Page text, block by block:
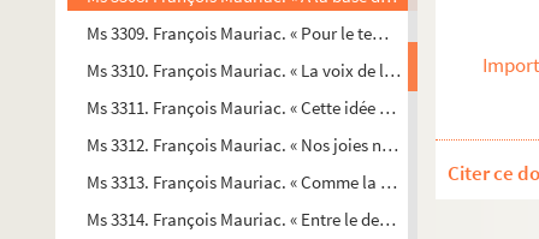
Ms 3309. François Mauriac. « Pour le temps de guerre :
Ms 3310. François Mauriac. « La voix de leur maître (?) ».
Ms 3311. François Mauriac. « Cette idée me poursuit… (?) ».
Ms 3312. François Mauriac. « Nos joies nous arrivent… ».
Ms 3313. François Mauriac. « Comme la plus grande
Ms 3314. François Mauriac. « Entre le dessein qu’un homme
Citer ce